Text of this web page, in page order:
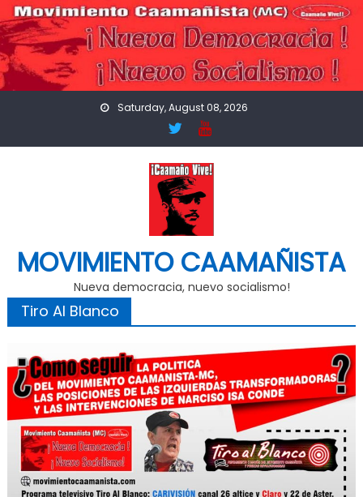
Skip
to
content
Saturday, August 08, 2026
MOVIMIENTO CAAMAÑISTA
Nueva democracia, nuevo socialismo!
Tiro Al Blanco